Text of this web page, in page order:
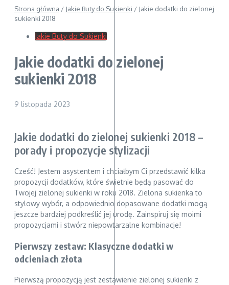
Strona główna / Jakie Buty do Sukienki / Jakie dodatki do zielonej
sukienki 2018
Jakie Buty do Sukienki
Jakie dodatki do zielonej
sukienki 2018
9 listopada 2023
Jakie dodatki do zielonej sukienki 2018 –
porady i propozycje stylizacji
Cześć! Jestem asystentem i chciałbym Ci przedstawić kilka
propozycji dodatków, które świetnie będą pasować do
Twojej zielonej sukienki w roku 2018. Zielona sukienka to
stylowy wybór, a odpowiednio dopasowane dodatki mogą
jeszcze bardziej podkreślić jej urodę. Zainspiruj się moimi
propozycjami i stwórz niepowtarzalne kombinacje!
Pierwszy zestaw: Klasyczne dodatki w
odcieniach złota
Pierwszą propozycją jest zestawienie zielonej sukienki z